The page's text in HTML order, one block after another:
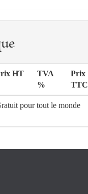
HT
TVA
%
Prix
TTC
pour tout le monde